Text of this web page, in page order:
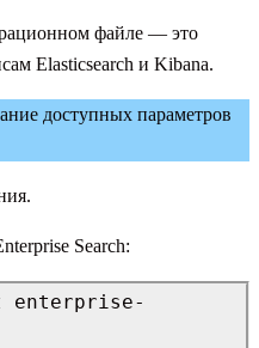
файле — это
Elasticsearch и Kibana.
доступных параметров
Search:
enterprise-